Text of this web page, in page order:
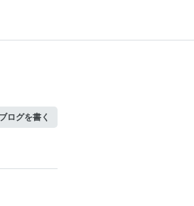
ログを書く